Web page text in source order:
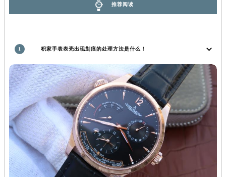
推荐阅读
1 积家手表表壳出现划痕的处理方法是什么！